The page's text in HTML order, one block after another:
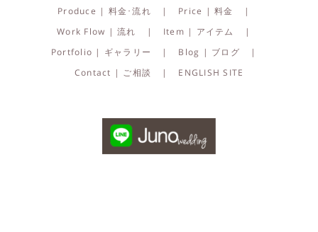
Produce | 料金･流れ
Price | 料金
Work Flow | 流れ
Item | アイテム
Portfolio | ギャラリー
Blog | ブログ
Contact | ご相談
ENGLISH SITE